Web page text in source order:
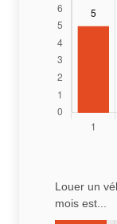
Louer un
mois est...